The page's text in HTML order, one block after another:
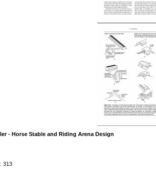
- Horse Stable and Riding Arena Design
313